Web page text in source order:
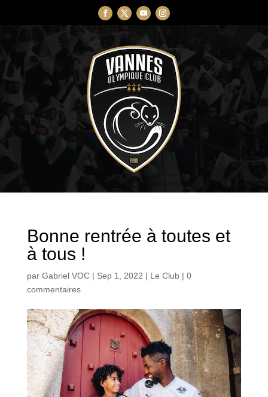
Bonne rentrée à toutes et
à tous !
par Gabriel VOC| Sep 1, 2022 | Le Club| 0
commentaires